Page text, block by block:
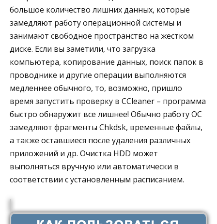
большое количество лишних данных, которые
замедляют работу операционной системы и
занимают свободное пространство на жестком
диске. Если вы заметили, что загрузка
компьютера, копирование данных, поиск папок в
проводнике и другие операции выполняются
медленнее обычного, то, возможно, пришло
время запустить проверку в CCleaner – программа
быстро обнаружит все лишнее! Обычно работу ОС
замедляют фрагменты Chkdsk, временные файлы,
а также оставшиеся после удаления различных
приложений и др. Очистка HDD может
выполняться вручную или автоматически в
соответствии с установленным расписанием.